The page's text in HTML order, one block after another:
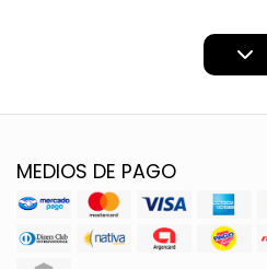
MEDIOS DE PAGO